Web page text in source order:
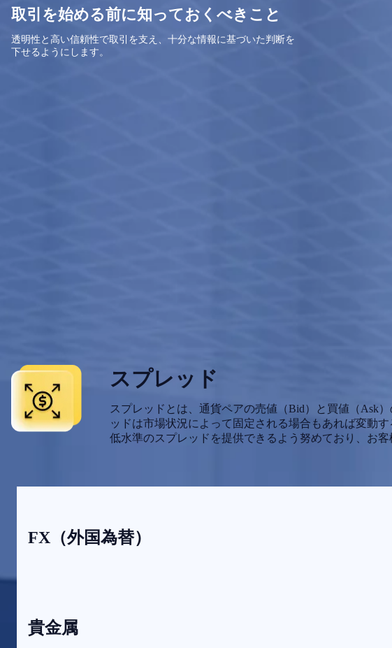
取引を始める前に知っておくべきこと
透明性と高い信頼性で取引を支え、十分な情報に基づいた判断を
下せるようにします。
スプレッド
スプレッドとは、通貨ペアの売値（Bid）と買値（Ask
ッドは市場状況によって固定される場合もあれば変動
低水準のスプレッドを提供できるよう努めており、お
FX（外国為替）
貴金属